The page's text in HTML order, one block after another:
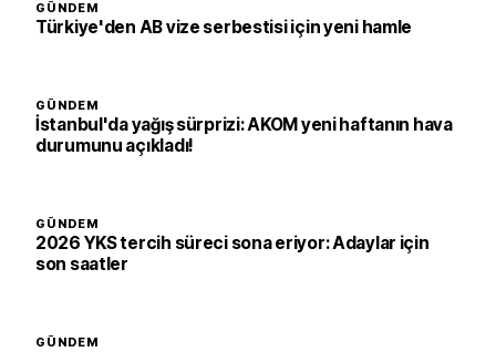
GÜNDEM
Türkiye'den AB vize serbestisi için yeni hamle
GÜNDEM
İstanbul'da yağış sürprizi: AKOM yeni haftanın hava
durumunu açıkladı!
GÜNDEM
2026 YKS tercih süreci sona eriyor: Adaylar için
son saatler
GÜNDEM